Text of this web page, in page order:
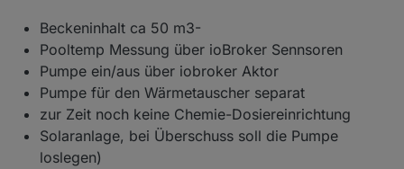
Beckeninhalt ca 50 m3-
Pooltemp Messung über ioBroker Sennsoren
Pumpe ein/aus über iobroker Aktor
Pumpe für den Wärmetauscher separat
zur Zeit noch keine Chemie-Dosiereinrichtung
Solaranlage, bei Überschuss soll die Pumpe
loslegen)